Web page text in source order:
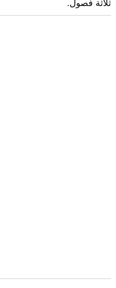
ثلاثة فصول.